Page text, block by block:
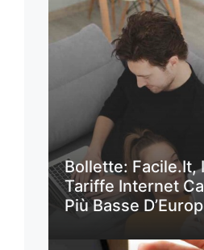
Bollette: Facile.it,
Tariffe Internet
Più Basse